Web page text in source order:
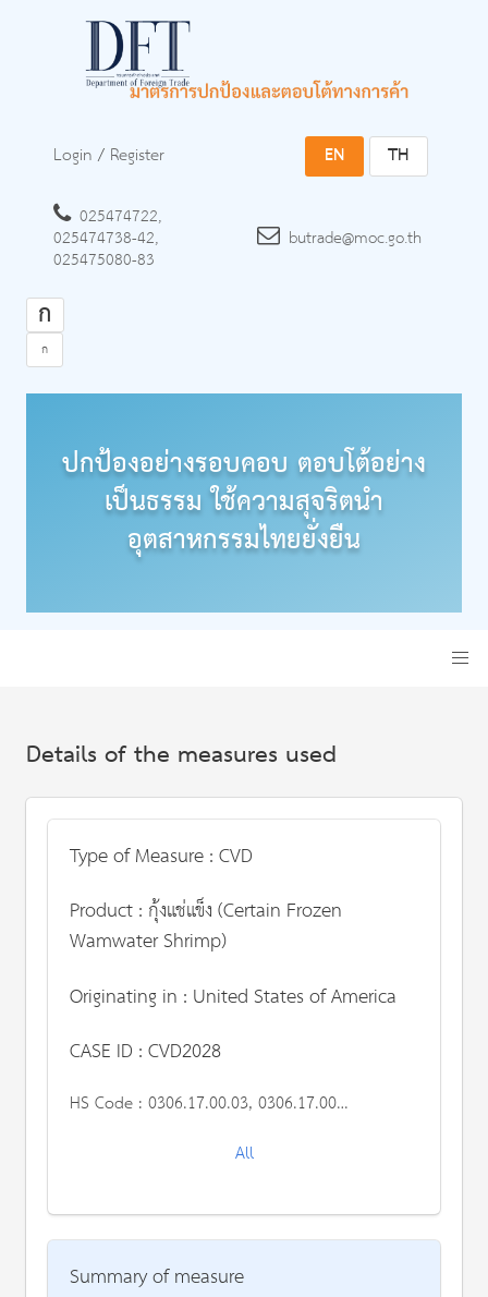
Login/ Register EN TH
025474722,
025474738-42,
025475080-83
butrade@moc.go.th
ก
ก
ปกป้องอย่างรอบคอบ ตอบโต้อย่าง
เป็นธรรม ใช้ความสุจริตนำ
อุตสาหกรรมไทยยั่งยืน
Details of the measures used
Type of Measure : CVD
Product : กุ้งแช่แข็ง (Certain Frozen
Wamwater Shrimp)
Originating in : United States of America
CASE ID : CVD2028
HS Code : 0306.17.00.03, 0306.17.00.06, 0306.17.00.09, 0306.17.00.12, 0306.17.00.15, 0306.17.00.18, 0306.17.00.21, 0306.17.00.24, 0306.17.00.27, 0306.17.00.40, 1605.21.10.30, 1605.29.10.10
All
Summary of measure